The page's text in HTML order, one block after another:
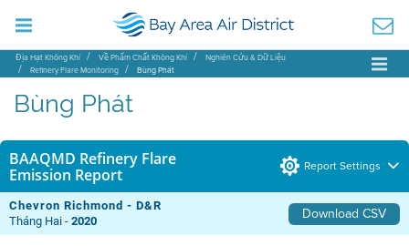
Địa Hạt Không Khí Về Phẩm Chất Không Khí
Nghiên Cứu & Dữ Liệu
Refinery Flare Monitoring
Bùng Phát
Bùng Phát
BAAQMD Refinery Flare
Emission Report
Report Settings
Chevron Richmond - D&R Download CSV
Tháng Hai -2020